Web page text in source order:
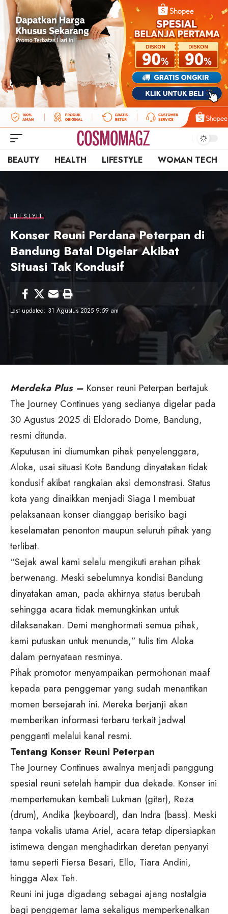
BEAUTY HEALTH LIFESTYLE WOMAN TECH
LIFESTYLE
Konser Reuni Perdana Peterpan di
Bandung Batal Digelar Akibat
Situasi Tak Kondusif
Last updated: 31 Agustus 2025 9:59 am
Merdeka Plus – Konser reuni Peterpan bertajuk
The Journey Continues yang sedianya digelar pada
30 Agustus 2025 di Eldorado Dome, Bandung,
resmi ditunda.
Keputusan ini diumumkan pihak penyelenggara,
Aloka, usai situasi Kota Bandung dinyatakan tidak
kondusif akibat rangkaian aksi demonstrasi. Status
kota yang dinaikkan menjadi Siaga I membuat
pelaksanaan konser dianggap berisiko bagi
keselamatan penonton maupun seluruh pihak yang
terlibat.
“Sejak awal kami selalu mengikuti arahan pihak
berwenang. Meski sebelumnya kondisi Bandung
dinyatakan aman, pada akhirnya status berubah
sehingga acara tidak memungkinkan untuk
dilaksanakan. Demi menghormati semua pihak,
kami putuskan untuk menunda,” tulis tim Aloka
dalam pernyataan resminya.
Pihak promotor menyampaikan permohonan maaf
kepada para penggemar yang sudah menantikan
momen bersejarah ini. Mereka berjanji akan
memberikan informasi terbaru terkait jadwal
pengganti melalui kanal resmi.
Tentang Konser Reuni Peterpan
The Journey Continues awalnya menjadi panggung
spesial reuni setelah hampir dua dekade. Konser ini
mempertemukan kembali Lukman (gitar), Reza
(drum), Andika (keyboard), dan Indra (bass). Meski
tanpa vokalis utama Ariel, acara tetap dipersiapkan
istimewa dengan menghadirkan deretan penyanyi
tamu seperti Fiersa Besari, Ello, Tiara Andini,
hingga Alex Teh.
Reuni ini juga digadang sebagai ajang nostalgia
bagi penggemar lama sekaligus memperkenalkan